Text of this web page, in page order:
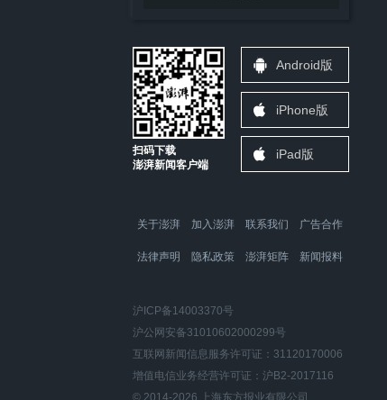
扫码下载
澎湃新闻客户端
Android版
iPhone版
iPad版
关于澎湃 加入澎湃 联系我们 广告合作
法律声明 隐私政策 澎湃矩阵 新闻报料
沪ICP备14003370号
沪公网安备31010602000299号
互联网新闻信息服务许可证：31120170006
增值电信业务经营许可证：沪B2-2017116
© 2014-2026 上海东方报业有限公司